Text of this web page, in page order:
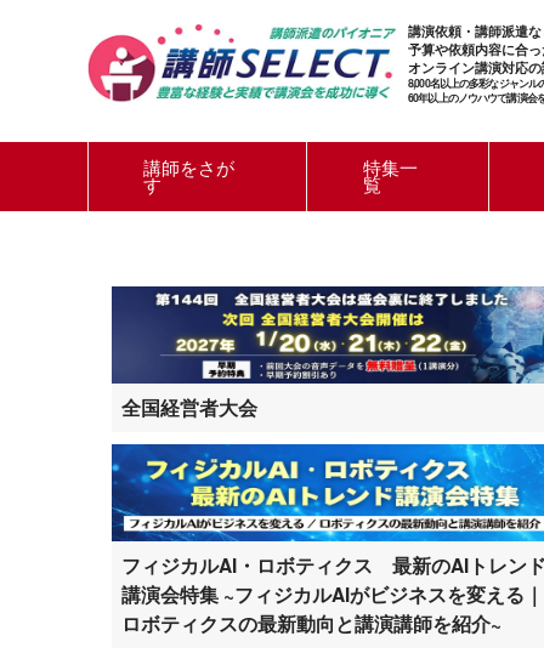
講演依頼・講師派遣
予算や依頼内容に合
オンライン講演対応
8,000名以上の多彩なジャンル
60年以上のノウハウで講演会
講師をさが
す
特集一
覧
全国経営者大会
フィジカルAI・ロボティクス 最新のAIトレン
講演会特集 ~フィジカルAIがビジネスを変える｜
ロボティクスの最新動向と講演講師を紹介~